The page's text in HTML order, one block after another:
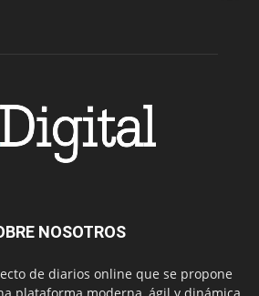
NOSOTROS
de diarios online que se propone